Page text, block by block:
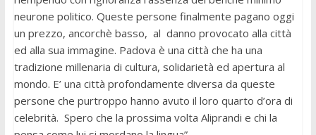
neurone politico. Queste persone finalmente pagano oggi
un prezzo, ancorchè basso, al danno provocato alla città
ed alla sua immagine. Padova è una città che ha una
tradizione millenaria di cultura, solidarietà ed apertura al
mondo. E’ una città profondamente diversa da queste
persone che purtroppo hanno avuto il loro quarto d’ora di
celebrità. Spero che la prossima volta Aliprandi e chi la